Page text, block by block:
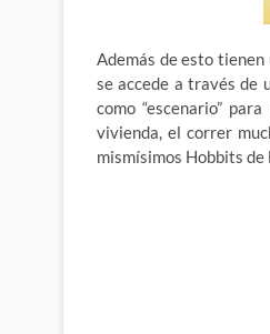
Además de esto
se accede a través de
como “escenario”
vivienda, el correr
mismísimos Hobbits de